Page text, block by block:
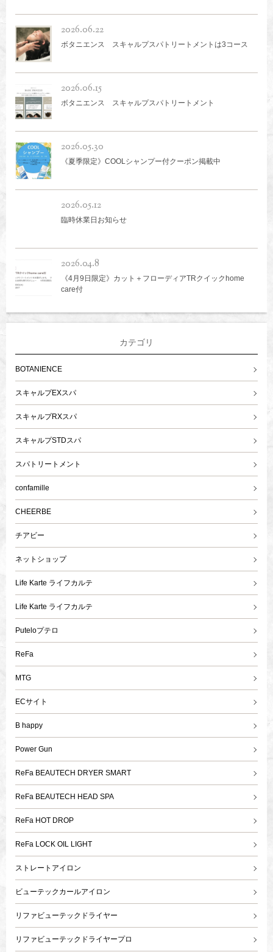
2026.06.22
ボタニエンス スキャルプスパトリートメントは3コース
2026.06.15
ボタニエンス スキャルプスパトリートメント
2026.05.30
《夏季限定》COOLシャンプー付クーポン掲載中
2026.05.12
臨時休業日お知らせ
2026.04.8
《4月9日限定》カット＋フローディアTRクイックhome
care付
カテゴリ
BOTANIENCE
スキャルプEXスパ
スキャルプRXスパ
スキャルプSTDスパ
スパトリートメント
confamille
CHEERBE
チアビー
ネットショップ
Life Karte ライフカルテ
Life Karte ライフカルテ
Puteloプテロ
ReFa
MTG
ECサイト
B happy
Power Gun
ReFa BEAUTECH DRYER SMART
ReFa BEAUTECH HEAD SPA
ReFa HOT DROP
ReFa LOCK OIL LIGHT
ストレートアイロン
ビューテックカールアイロン
リファビューテックドライヤー
リファビューテックドライヤープロ